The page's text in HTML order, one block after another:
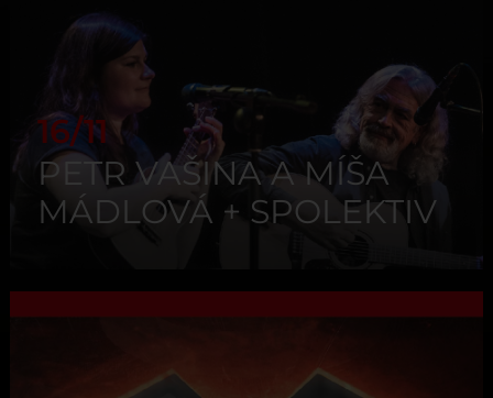
16/11
PETR VAŠINA A MÍŠA
MÁDLOVÁ + SPOLEKTIV